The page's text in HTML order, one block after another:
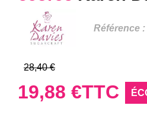
Référence :
28,40 €
19,88 €TTC